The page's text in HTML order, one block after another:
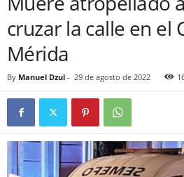
cruzar la calle en el
Mérida
By Manuel Dzul - 29 de agosto de 2022